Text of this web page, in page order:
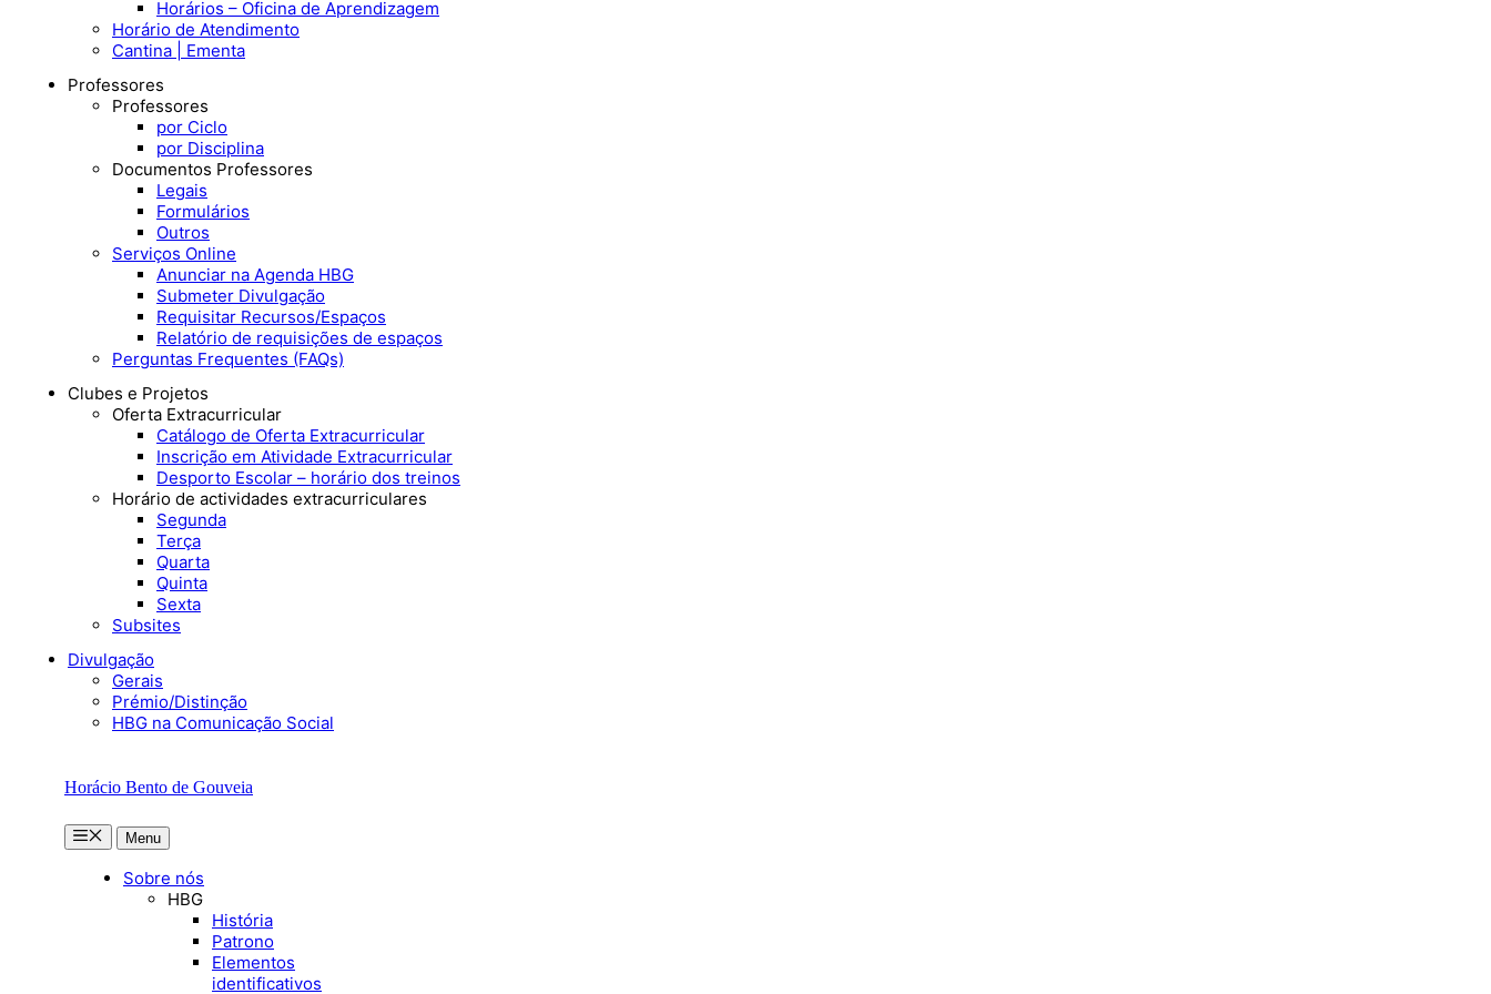
Horários – Oficina de Aprendizagem
Horário de Atendimento
Cantina | Ementa
Professores
Professores
por Ciclo
por Disciplina
Documentos Professores
Legais
Formulários
Outros
Serviços Online
Anunciar na Agenda HBG
Submeter Divulgação
Requisitar Recursos/Espaços
Relatório de requisições de espaços
Perguntas Frequentes (FAQs)
Clubes e Projetos
Oferta Extracurricular
Catálogo de Oferta Extracurricular
Inscrição em Atividade Extracurricular
Desporto Escolar – horário dos treinos
Horário de actividades extracurriculares
Segunda
Terça
Quarta
Quinta
Sexta
Subsites
Divulgação
Gerais
Prémio/Distinção
HBG na Comunicação Social
Horácio Bento de Gouveia
MenuMenu
Sobre nós
HBG
História
Patrono
Elementos
identificativos